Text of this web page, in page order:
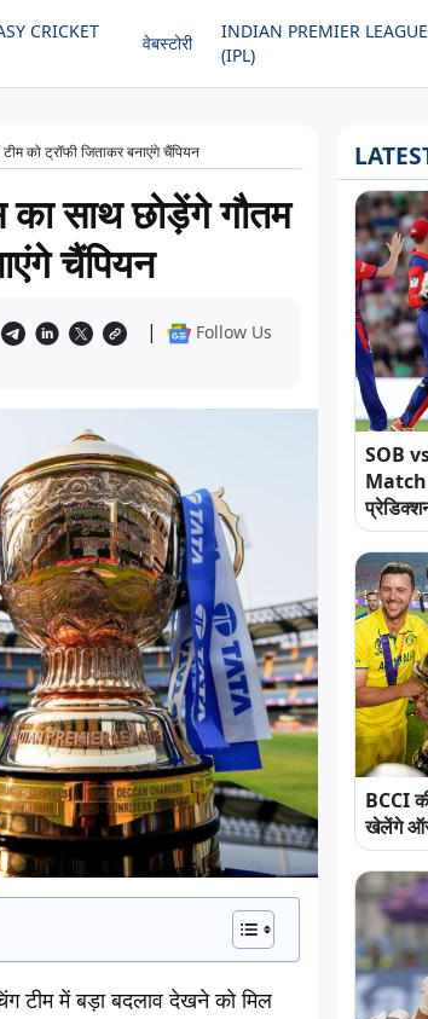
CRICKET
वेबस्टोरी
INDIAN PREMIER LEAGUE
(IPL)
को ट्रॉफी जिताकर बनाएंगे चैंपियन
साथ छोड़ेंगे गौतम
चैंपियन
| Follow Us
में बड़ा बदलाव देखने को मिल
SOB
Match
BCCI
खेलेंगे